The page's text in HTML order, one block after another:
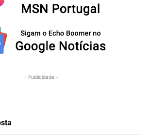
- Publicidade -